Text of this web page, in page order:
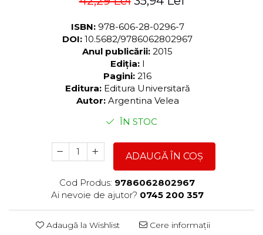
ISBN: 978-606-28-0296-7
DOI: 10.5682/9786062802967
Anul publicării: 2015
Ediția: I
Pagini: 216
Editura: Editura Universitară
Autor: Argentina Velea
ÎN STOC
ADAUGĂ ÎN COȘ
Cod Produs: 9786062802967
Ai nevoie de ajutor? 0745 200 357
Adaugă la Wishlist Cere informații